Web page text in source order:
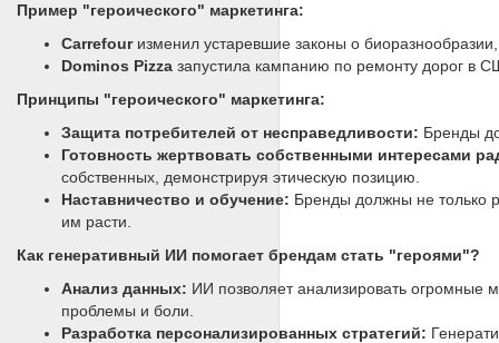
Пример "героического" маркетинга:
Carrefourизменил устаревшие законы о
Dominos Pizza запустила кампанию по ремонту дорог в
Принципы "героического" маркетинга:
Защита потребителей от несправедливости: Бренды
Готовность жертвовать собственными интересами
собственных, демонстрируя этическую позицию.
Наставничество и обучение: Бренды должны не только
им расти.
Как генеративный ИИ помогает брендам стать "героями"?
Анализ данных: ИИ позволяет анализировать огромные
проблемы и боли.
Разработка персонализированных стратегий: